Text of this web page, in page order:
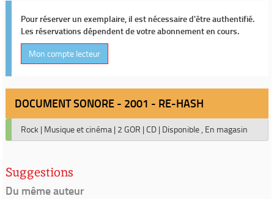
Pour réserver un exemplaire, il est nécessaire d'être authentifié.
Les réservations dépendent de votre abonnement en cours.
Mon compte lecteur
DOCUMENT SONORE - 2001 - RE-HASH
Rock | Musique et cinéma | 2 GOR | CD | Disponible , En magasin
Suggestions
Du même auteur